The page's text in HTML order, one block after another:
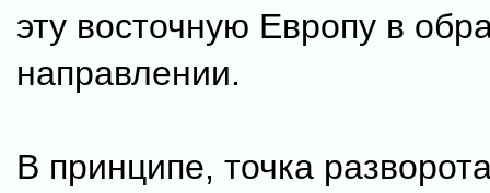
эту восточную Европу в
направлении.
В принципе, точка